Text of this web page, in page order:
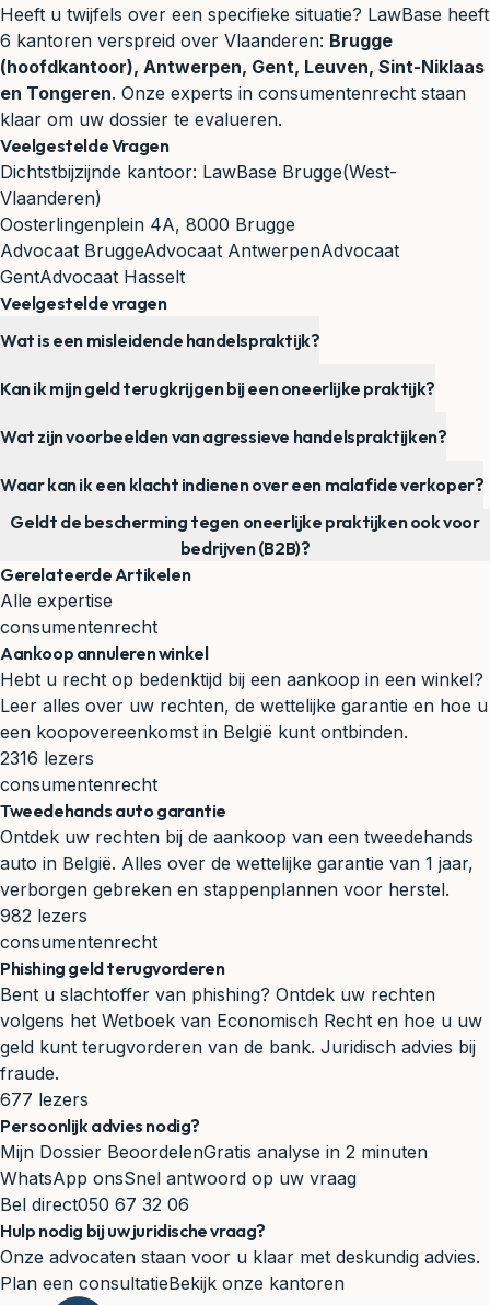
Heeft u twijfels over een specifieke situatie? LawBase heeft
6 kantoren verspreid over Vlaanderen: Brugge
(hoofdkantoor), Antwerpen, Gent, Leuven, Sint-Niklaas
en Tongeren. Onze experts in consumentenrecht staan
klaar om uw dossier te evalueren.
Veelgestelde Vragen
Dichtstbijzijnde kantoor: LawBase Brugge(West-
Vlaanderen)
Oosterlingenplein 4A, 8000 Brugge
Advocaat BruggeAdvocaat AntwerpenAdvocaat
GentAdvocaat Hasselt
Veelgestelde vragen
Wat is een misleidende handelspraktijk?
Kan ik mijn geld terugkrijgen bij een oneerlijke praktijk?
Wat zijn voorbeelden van agressieve handelspraktijken?
Waar kan ik een klacht indienen over een malafide verkoper?
Geldt de bescherming tegen oneerlijke praktijken ook voor
bedrijven (B2B)?
Gerelateerde Artikelen
Alle expertise
consumentenrecht
Aankoop annuleren winkel
Hebt u recht op bedenktijd bij een aankoop in een winkel?
Leer alles over uw rechten, de wettelijke garantie en hoe u
een koopovereenkomst in België kunt ontbinden.
2316 lezers
consumentenrecht
Tweedehands auto garantie
Ontdek uw rechten bij de aankoop van een tweedehands
auto in België. Alles over de wettelijke garantie van 1 jaar,
verborgen gebreken en stappenplannen voor herstel.
982 lezers
consumentenrecht
Phishing geld terugvorderen
Bent u slachtoffer van phishing? Ontdek uw rechten
volgens het Wetboek van Economisch Recht en hoe u uw
geld kunt terugvorderen van de bank. Juridisch advies bij
fraude.
677 lezers
Persoonlijk advies nodig?
Mijn Dossier BeoordelenGratis analyse in 2 minuten
WhatsApp onsSnel antwoord op uw vraag
Bel direct050 67 32 06
Hulp nodig bij uw juridische vraag?
Onze advocaten staan voor u klaar met deskundig advies.
Plan een consultatieBekijk onze kantoren